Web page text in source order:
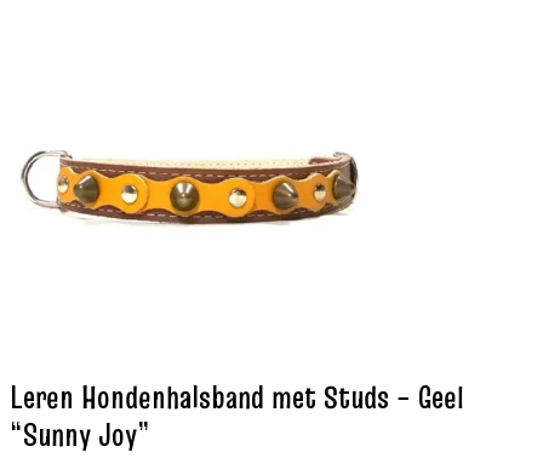
Leren Hondenhalsband met Studs – Geel
“Sunny Joy”